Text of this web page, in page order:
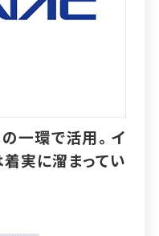
一環で活用。イ
実に溜まってい